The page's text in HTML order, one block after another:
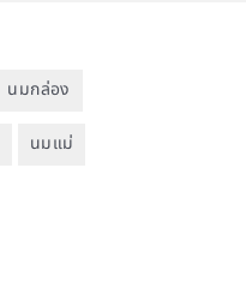
นมกล่อง
นมแม่